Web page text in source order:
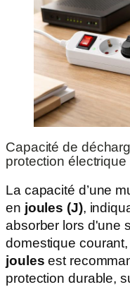
Capacité de
protection électrique
La capacité d’une
en joules (J),
absorber lors d'une
domestique
joules est
protection durable,